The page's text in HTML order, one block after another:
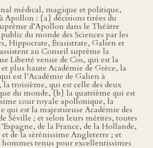
médical, magique et politique,
Apollon : {a} décisions tirées du
d’Apollon dans le Théâtre
du monde des Sciences par les
Hippocrate, Érasistrate, Galien et
au Conseil suprême la
Liberté venue de Cos, qui est la
plus haute Académie de Grèce, la
est l’Académie de Galien à
la troisième, qui est celle des deux
du monde, {b} la quatrième qui est
cour royale apollonique, la
qui est la majestueuse Académie des
Séville ; et selon leurs mérites, toutes
de la France, de la Hollande,
et de la sérénissime Angleterre ; et
tenus pour excellentissimes